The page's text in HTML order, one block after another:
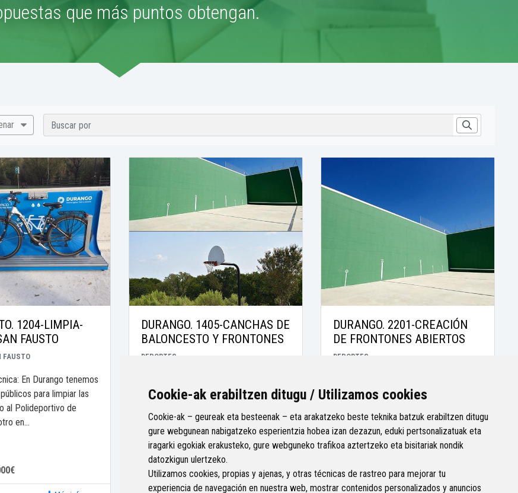
Cookie-ak erabiltzen ditugu / Utilizamos cookies
Cookie-ak – geureak eta besteenak – eta arakatzeko beste teknika batzuk erabiltzen ditugu
gure webgunean nabigatzeko esperientzia hobea izan dezazun, eduki pertsonalizatuak eta
iragarki egokiak erakusteko, gure webguneko trafikoa aztertzeko eta bisitariak nondik
datozkigun ulertzeko.
Utilizamos cookies, propias y ajenas, y otras técnicas de rastreo para mejorar tu
experiencia de navegación en nuestra web, mostrar contenidos personalizados y anuncios
que más puntos obtengan.
1204-LIMPIA-
FAUSTO
FAUSTO
En Durango tenemos
para limpiar las
al Polideportivo de
en...
DURANGO. 1405-CANCHAS DE
BALONCESTO Y FRONTONES
DEPORTES
de un frontón pequeño se precisan de
costarían aproximadamente...
Importe: 200.000€
DURANGO. 2201-CREACIÓN
DE FRONTONES ABIERTOS
DEPORTES
de un frontón pequeño se precisan de
costarían aproximadamente...
Importe: 200.000€